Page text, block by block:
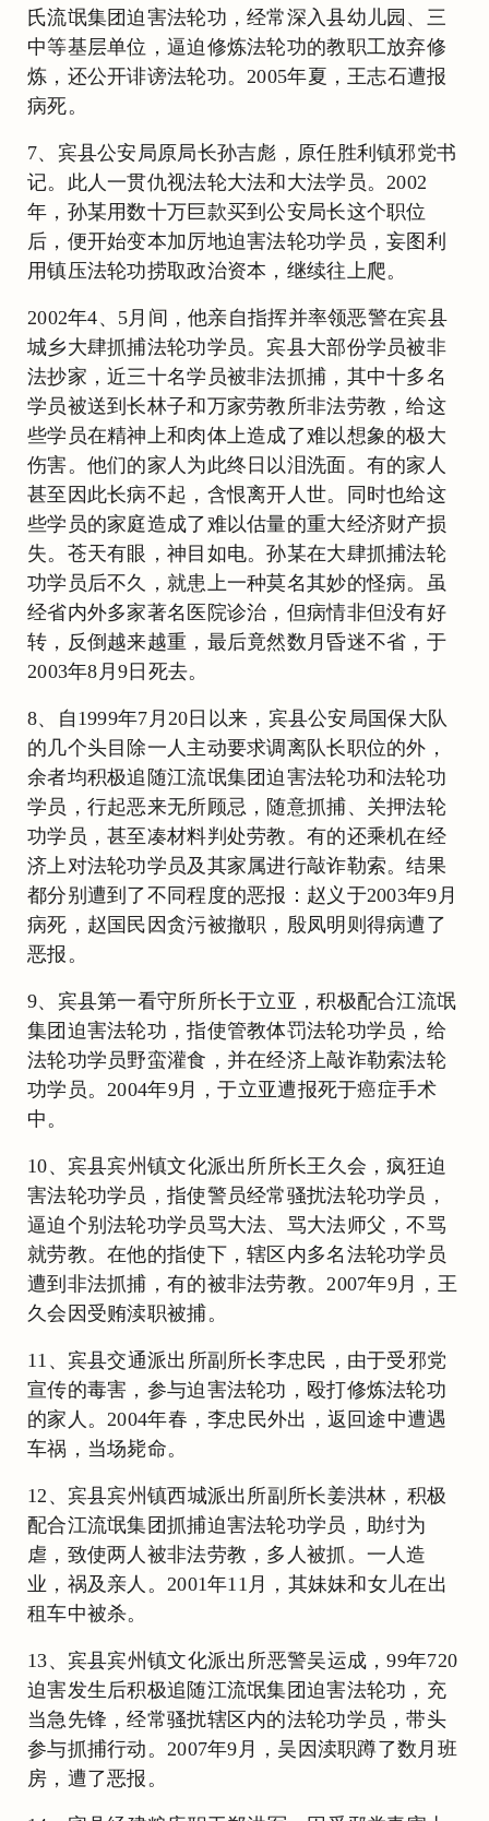
氏流氓集团迫害法轮功，经常深入县幼儿园、三
中等基层单位，逼迫修炼法轮功的教职工放弃修
炼，还公开诽谤法轮功。2005年夏，王志石遭报
病死。
7、宾县公安局原局长孙吉彪，原任胜利镇邪党书
记。此人一贯仇视法轮大法和大法学员。2002
年，孙某用数十万巨款买到公安局长这个职位
后，便开始变本加厉地迫害法轮功学员，妄图利
用镇压法轮功捞取政治资本，继续往上爬。
2002年4、5月间，他亲自指挥并率领恶警在宾县
城乡大肆抓捕法轮功学员。宾县大部份学员被非
法抄家，近三十名学员被非法抓捕，其中十多名
学员被送到长林子和万家劳教所非法劳教，给这
些学员在精神上和肉体上造成了难以想象的极大
伤害。他们的家人为此终日以泪洗面。有的家人
甚至因此长病不起，含恨离开人世。同时也给这
些学员的家庭造成了难以估量的重大经济财产损
失。苍天有眼，神目如电。孙某在大肆抓捕法轮
功学员后不久，就患上一种莫名其妙的怪病。虽
经省内外多家著名医院诊治，但病情非但没有好
转，反倒越来越重，最后竟然数月昏迷不省，于
2003年8月9日死去。
8、自1999年7月20日以来，宾县公安局国保大队
的几个头目除一人主动要求调离队长职位的外，
余者均积极追随江流氓集团迫害法轮功和法轮功
学员，行起恶来无所顾忌，随意抓捕、关押法轮
功学员，甚至凑材料判处劳教。有的还乘机在经
济上对法轮功学员及其家属进行敲诈勒索。结果
都分别遭到了不同程度的恶报：赵义于2003年9月
病死，赵国民因贪污被撤职，殷凤明则得病遭了
恶报。
9、宾县第一看守所所长于立亚，积极配合江流氓
集团迫害法轮功，指使管教体罚法轮功学员，给
法轮功学员野蛮灌食，并在经济上敲诈勒索法轮
功学员。2004年9月，于立亚遭报死于癌症手术
中。
10、宾县宾州镇文化派出所所长王久会，疯狂迫
害法轮功学员，指使警员经常骚扰法轮功学员，
逼迫个别法轮功学员骂大法、骂大法师父，不骂
就劳教。在他的指使下，辖区内多名法轮功学员
遭到非法抓捕，有的被非法劳教。2007年9月，王
久会因受贿渎职被捕。
11、宾县交通派出所副所长李忠民，由于受邪党
宣传的毒害，参与迫害法轮功，殴打修炼法轮功
的家人。2004年春，李忠民外出，返回途中遭遇
车祸，当场毙命。
12、宾县宾州镇西城派出所副所长姜洪林，积极
配合江流氓集团抓捕迫害法轮功学员，助纣为
虐，致使两人被非法劳教，多人被抓。一人造
业，祸及亲人。2001年11月，其妹妹和女儿在出
租车中被杀。
13、宾县宾州镇文化派出所恶警吴运成，99年720
迫害发生后积极追随江流氓集团迫害法轮功，充
当急先锋，经常骚扰辖区内的法轮功学员，带头
参与抓捕行动。2007年9月，吴因渎职蹲了数月班
房，遭了恶报。